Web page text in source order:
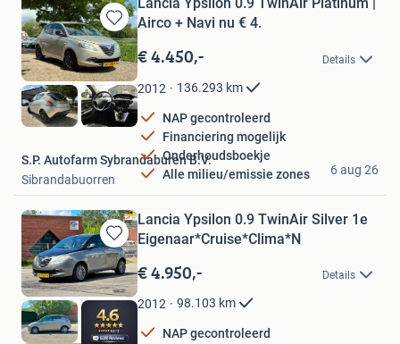
Bewaren
in
Mijn
Favorieten
Airco + Navi nu € 4.
€ 4.450,- Details
2012 136.293 km
NAP gecontroleerd
Financiering mogelijk
Onderhoudsboekje
Alle milieu/emissie zones
S.P. Autofarm Sybrandaburen B.V.
Sibrandabuorren
6 aug 26
Bewaren
in
Mijn
Favorieten
Lancia Ypsilon 0.9 TwinAir Silver 1e
Eigenaar*Cruise*Clima*N
€ 4.950,- Details
2012 98.103 km
NAP gecontroleerd